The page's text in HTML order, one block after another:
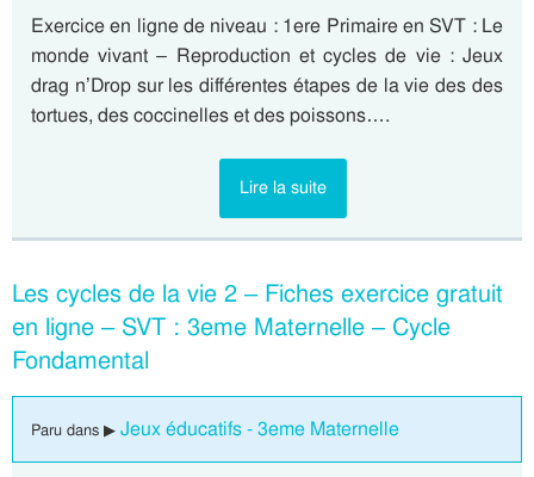
Exercice en ligne de niveau : 1ere Primaire en SVT : Le
monde vivant – Reproduction et cycles de vie : Jeux
drag n’Drop sur les différentes étapes de la vie des des
tortues, des coccinelles et des poissons….
Lire la suite
Les cycles de la vie 2 – Fiches exercice gratuit
en ligne – SVT : 3eme Maternelle – Cycle
Fondamental
Paru dans ▶ Jeux éducatifs - 3eme Maternelle